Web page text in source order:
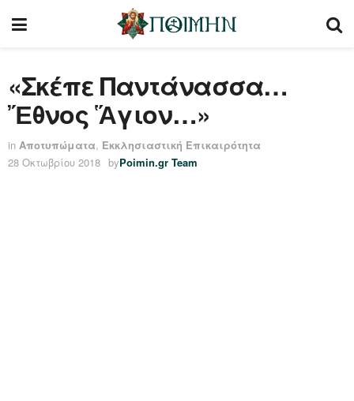
«Σκέπε Παντάνασσα…
Ἔθνος Ἅγιον…»
in Αποτυπώματα, Εκκλησιαστική Επικαιρότητα
28 Οκτωβρίου 2018 byPoimin.gr Team